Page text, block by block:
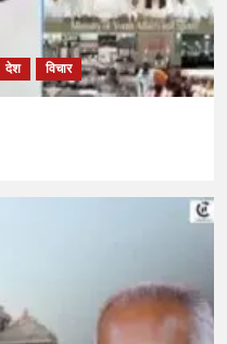
देश विचार